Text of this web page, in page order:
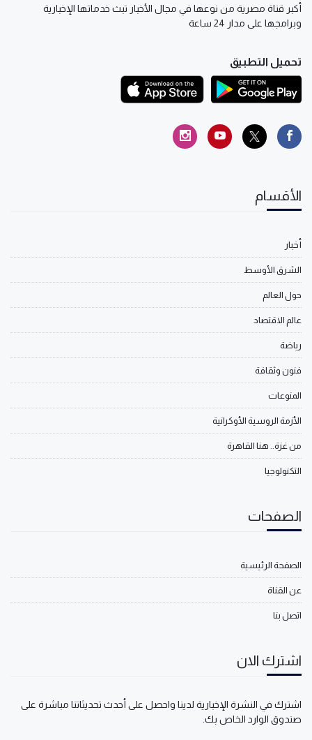
أكبر قناة مصرية من نوعها في مجال الأخبار تبث خدماتها الإخبارية
وبرامجها على مدار 24 ساعة
تحميل التطبيق
الأقسام
أخبار
الشرق الأوسط
حول العالم
عالم الاقتصاد
رياضة
فنون وثقافة
المنوعات
الأزمة الروسية الأوكرانية
من غزة.. هنا القاهرة
التكنولوجيا
الصفحات
الصفحة الرئيسية
عن القناة
اتصل بنا
اشترك الان
اشترك في النشرة الإخبارية لدينا واحصل على أحدث تحديثاتنا مباشرة على
صندوق الوارد الخاص بك.